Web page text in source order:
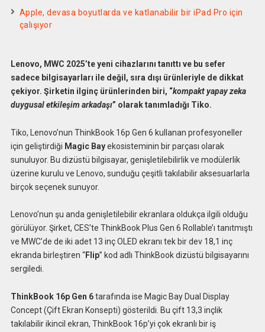
Apple, devasa boyutlarda ve katlanabilir bir iPad Pro için
çalışıyor
Lenovo, MWC 2025’te yeni cihazlarını tanıttı ve bu sefer
sadece bilgisayarları ile değil, sıra dışı ürünleriyle de dikkat
çekiyor. Şirketin ilginç ürünlerinden biri, “kompakt yapay zeka
duygusal etkileşim arkadaşı” olarak tanımladığı Tiko.
Tiko, Lenovo’nun ThinkBook 16p Gen 6 kullanan profesyoneller
için geliştirdiği Magic Bayekosisteminin bir parçası olarak
sunuluyor. Bu dizüstü bilgisayar, genişletilebilirlik ve modülerlik
üzerine kurulu ve Lenovo, sunduğu çeşitli takılabilir aksesuarlarla
birçok seçenek sunuyor.
Lenovo’nun şu anda genişletilebilir ekranlara oldukça ilgili olduğu
görülüyor. Şirket, CES’te ThinkBook Plus Gen 6 Rollable’ı tanıtmıştı
ve MWC’de de iki adet 13 inç OLED ekranı tek bir dev 18,1 inç
ekranda birleştiren “Flip” kod adlı ThinkBook dizüstü bilgisayarını
sergiledi.
ThinkBook 16p Gen 6tarafında ise Magic Bay Dual Display
Concept (Çift Ekran Konsepti) gösterildi. Bu çift 13,3 inçlik
takılabilir ikincil ekran, ThinkBook 16p’yi çok ekranlı bir iş